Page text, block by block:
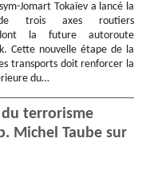
Jomart Tokaïev a lancé la
de trois axes routiers
la future autoroute
Cette nouvelle étape de la
transports doit renforcer la
du…
du terrorisme
Michel Taube sur